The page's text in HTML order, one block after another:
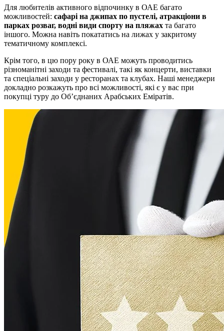
Для любителів активного відпочинку в ОАЕ багато
можливостей: сафарі на джипах по пустелі, атракціони в
парках розваг, водні види спорту на пляжах та багато
іншого. Можна навіть покататись на лижах у закритому
тематичному комплексі.
Крім того, в цю пору року в ОАЕ можуть проводитись
різноманітні заходи та фестивалі, такі як концерти, виставки
та спеціальні заходи у ресторанах та клубах. Наші менеджери
докладно розкажуть про всі можливості, які є у вас при
покупці туру до Об’єднаних Арабських Еміратів.